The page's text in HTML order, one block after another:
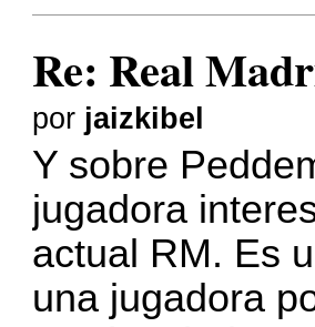
Re: Real
por jaizkibel
Y sobre
jugadora
actual RM. Es
una jugadora